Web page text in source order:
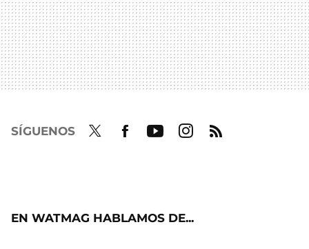
SÍGUENOS
EN WATMAG HABLAMOS DE...